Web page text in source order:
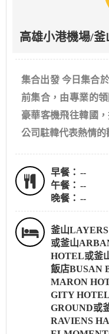
高雄小港機場/
集合出發 今日集合
前集合，由專業的
豪華客機飛往韓國
公司駐韓代表熱情
早餐： --
午餐： --
晚餐： --
釜山
或釜山
HOTEL或釜
飯店BUSAN
MARON
GITY
GROUND或
RAVIENS